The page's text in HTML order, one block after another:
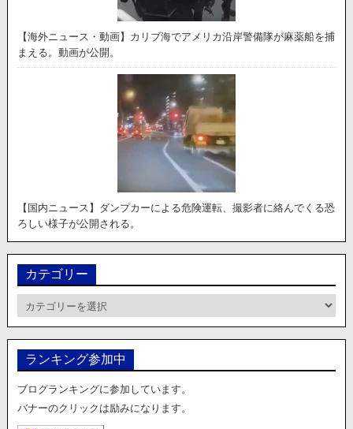
【海外ニュース・動画】カリブ海でアメリカ沿岸警備隊が麻薬船を捕
まえる。動画が公開。
【国内ニュース】ダンプカーによる危険運転、撮影者に絡んでくる恐
ろしい様子が公開される。
カテゴリー
テ
リ
ランキング参加中
ブログランキングに参加しています。
バナーのクリックは励みになります。